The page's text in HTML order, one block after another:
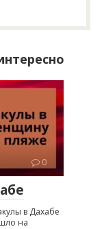
0
в Дахабе
на